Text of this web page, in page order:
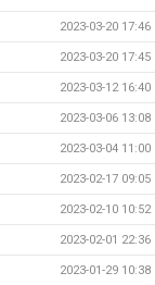
2023-03-20 17:46
2023-03-20 17:45
2023-03-12 16:40
2023-03-06 13:08
2023-03-04 11:00
2023-02-17 09:05
2023-02-10 10:52
2023-02-01 22:36
2023-01-29 10:38